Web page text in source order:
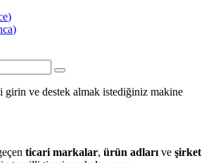
)
)
ve destek almak istediğiniz makine
ticari markalar, ürün adları ve şirket